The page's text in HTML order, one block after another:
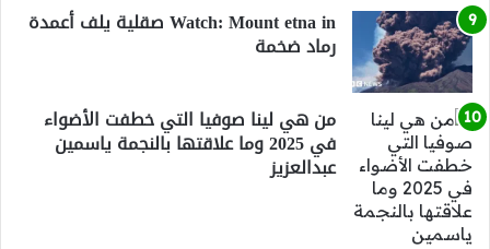
Watch: Mount etna in صقلية يلف أعمدة
رماد ضخمة
من هي لينا صوفيا التي خطفت الأضواء
في 2025 وما علاقتها بالنجمة ياسمين
عبدالعزيز